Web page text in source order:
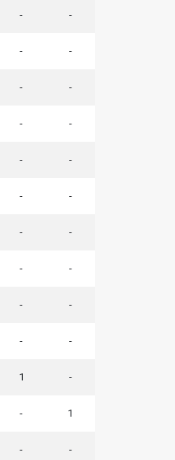
- -
- -
- -
- -
- -
- -
- -
- -
- -
- -
1 -
- 1
- -